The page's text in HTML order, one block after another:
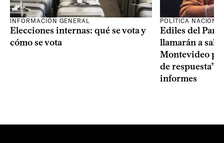
INFORMACIÓN GENERAL
Elecciones internas: qué se vota y
cómo se vota
POLÍTICA
Ediles del
llamarán a sala
Montevideo
de respuesta”
informes